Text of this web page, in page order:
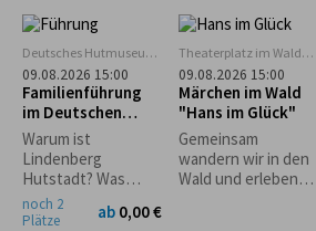
"Guni´s Panificio"
Waldfest ein und
freuen uns auf
euren zahlreichen
Besuch! Eure
Musikkapelle
Deutsches Hutmuseum,
Lindenberg
09.08.2026 15:00
Familienführung
im Deutschen
Hutmuseum
Warum ist
Lindenberg
Hutstadt? Was
haben denn
Pferdehändler
noch 2
Plätze
ab 0,00 €
Theaterplatz im Wald
bei Grünenbach
09.08.2026 15:00
Märchen im Wald
"Hans im Glück"
Gemeinsam
wandern wir in den
Wald und erleben